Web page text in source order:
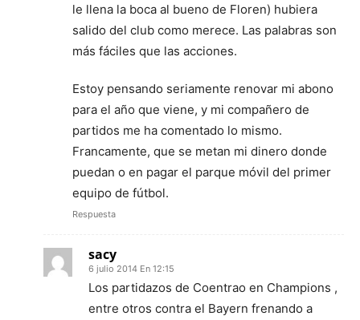
le llena la boca al bueno de Floren) hubiera
salido del club como merece. Las palabras son
más fáciles que las acciones.
Estoy pensando seriamente renovar mi abono
para el año que viene, y mi compañero de
partidos me ha comentado lo mismo.
Francamente, que se metan mi dinero donde
puedan o en pagar el parque móvil del primer
equipo de fútbol.
Respuesta
sacy
6 julio 2014 En 12:15
Los partidazos de Coentrao en Champions ,
entre otros contra el Bayern frenando a